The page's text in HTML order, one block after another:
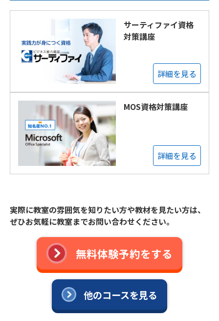
サーティファイ資格
対策講座
詳細を見る
MOS資格対策講座
詳細を見る
実際に教室の雰囲気を知りたい方や教材を見たい方は、
ぜひお気軽に教室までお問い合わせください。
無料体験予約をする
他のコースを見る